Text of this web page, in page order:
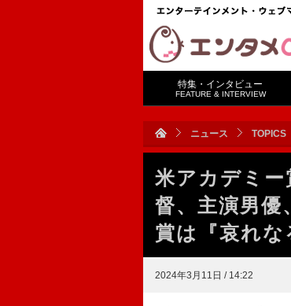
特集・インタビュー
FEATURE & INTERVIEW
ニュース TOPICS
米アカデミ
督、主演男
賞は『哀れ
2024年3月11日 / 14:22